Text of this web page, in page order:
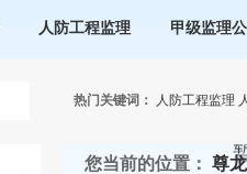
人防工程监理 甲级监理
热门关键词： 人防工程监理
您当前的位置： 尊